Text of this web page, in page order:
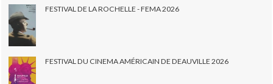
FESTIVAL DE LA ROCHELLE - FEMA 2026
FESTIVAL DU CINEMA AMÉRICAIN DE DEAUVILLE 2026